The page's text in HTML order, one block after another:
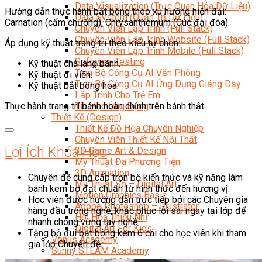
Data Visualization (Trực Quan Hóa Dữ Liệu)
Data System (Quản Trị Dữ Liệu)
Chuyên Viên Lập Trình (Full Stack)
Chuyên Viên Lập Trình Website (Full Stack)
Chuyên Viên Lập Trình Mobile (Full Stack)
Software Testing
Trọn Bộ Công Cụ AI Văn Phòng
Trọn Bộ Công Cụ AI Ứng Dụng Giảng Dạy
Lập Trình Cho Trẻ Em
Tin Học Ứng Dụng
Thiết Kế (Design)
Thiết Kế Đồ Họa Chuyên Nghiệp
Chuyên Viên Thiết Kế Nội Thất
3D Game Art & Design
Mỹ Thuật Đa Phương Tiện
3D Animation
Mỹ Thuật Số – Digital Art
Motion Graphics Basic
Adobe Photoshop – Illustrator
Hội Họa Thiếu Nhi
Digital Art For Kids
Venus Academy
Sunny STEAM Academy
Hướng dẫn thực hành bắt bông theo xu hướng hiện đại:
Carnation (cẩm chướng), Chrysanthemum (Cúc đại đóa).
Áp dụng kỹ thuật trang trí theo kiểu tự chọn:
Kỹ thuật chà láng bánh.
Kỹ thuật đi viền.
Kỹ thuật bắt bông hoa.
Thực hành trang trí bánh hoàn chỉnh trên bánh thật.
Lợi Ích Khóa Học
Chuyên đề cung cấp trọn bộ kiến thức và kỹ năng làm
bánh kem bơ đạt chuẩn từ hình thức đến hương vị.
Học viên được hướng dẫn trực tiếp bởi các Chuyên gia
hàng đầu trong nghề, khắc phục lỗi sai ngay tại lớp để
nhanh chóng vững tay nghề.
Tặng bộ đui bắt bông kem 6 cái cho học viên khi tham
gia lớp Chuyên đề.